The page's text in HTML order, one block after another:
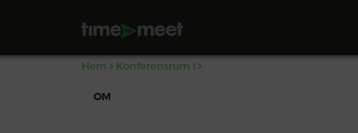
Hem Konferensrum i
OM